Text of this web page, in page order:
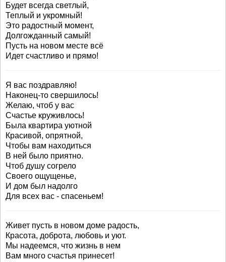
Будет всегда светлый,
Теплый и укромный!
Это радостный момент,
Долгожданный самый!
Пусть на новом месте всё
Идет счастливо и прямо!
Я вас поздравляю!
Наконец-то свершилось!
Желаю, чтоб у вас
Счастье круживлось!
Была квартира уютной
Красивой, опрятной,
Чтобы вам находиться
В ней было приятно.
Чтоб душу согрело
Своего ощущенье,
И дом был надолго
Для всех вас - спасеньем!
Живет пусть в новом доме радость,
Красота, доброта, любовь и уют.
Мы надеемся, что жизнь в нем
Вам много счастья принесет!